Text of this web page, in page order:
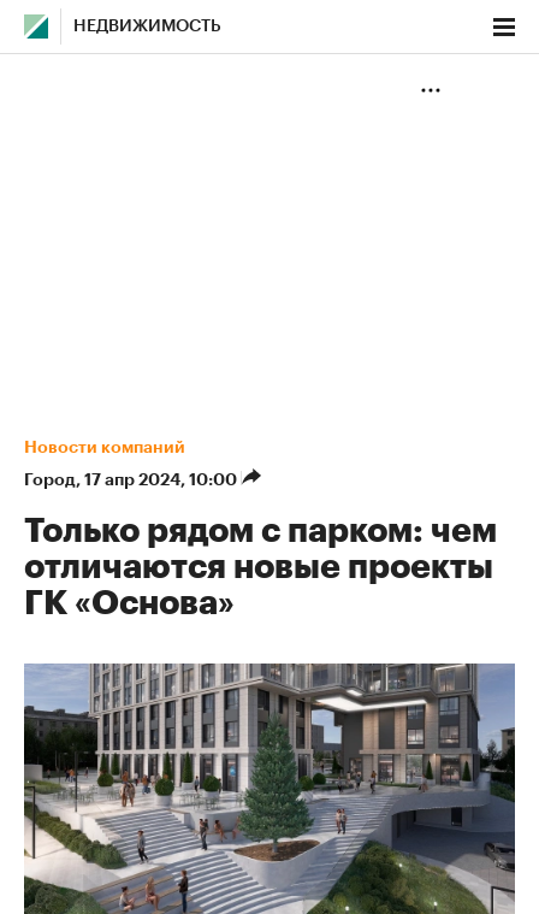
НЕДВИЖИМОСТЬ
Новости компаний
Город⁠, 17 апр 2024, 10:00
Только рядом с парком: чем
отличаются новые проекты
ГК «Основа»